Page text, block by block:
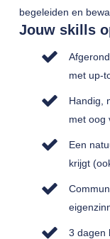
begeleiden en
Jouw skills
met up-
Handig,
met oog
Een
krijgt
3 dagen